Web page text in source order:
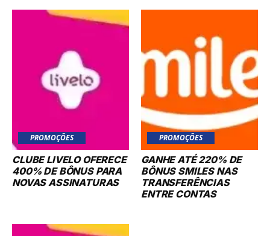
PROMOÇÕES
CLUBE LIVELO OFERECE
400% DE BÔNUS PARA
NOVAS ASSINATURAS
PROMOÇÕES
GANHE ATÉ 220% DE
BÔNUS SMILES NAS
TRANSFERÊNCIAS
ENTRE CONTAS